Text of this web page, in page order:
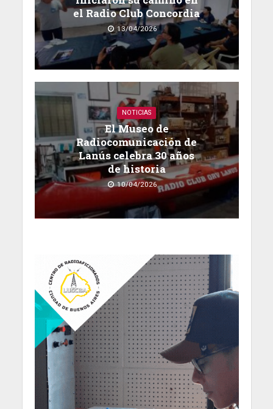
el Radio Club Concordia
13/04/2026
NOTICIAS
El Museo de
Radiocomunicación de
Lanús celebra 30 años
de historia
10/04/2026